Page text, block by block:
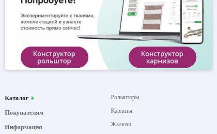
Каталог
Покупателям
Информация
Рольшторы
Карнизы
Жалюзи